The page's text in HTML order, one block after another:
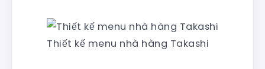
Thiết kế menu nhà hàng Takashi